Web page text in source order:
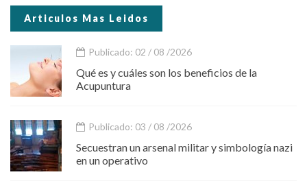
Articulos Mas Leidos
Publicado: 02 / 08 /2026
Qué es y cuáles son los beneficios de la
Acupuntura
Publicado: 03 / 08 /2026
Secuestran un arsenal militar y simbología nazi
en un operativo